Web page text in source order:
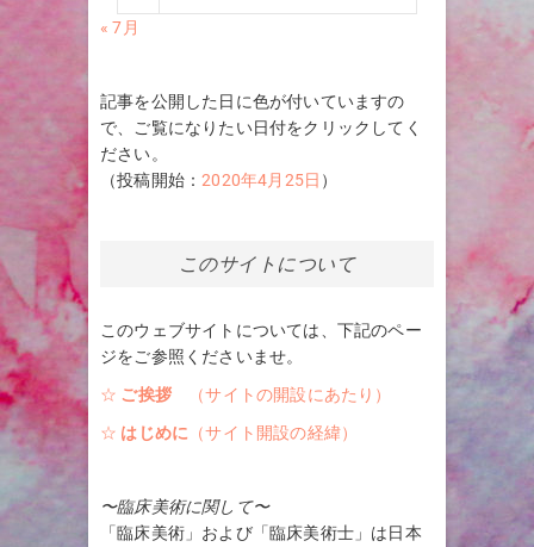
« 7月
記事を公開した日に色が付いていますの
で、ご覧になりたい日付をクリックしてく
ださい。
（投稿開始：2020年4月25日 ）
このサイトについて
このウェブサイトについては、下記のペー
ジをご参照くださいませ。
☆ ご挨拶
（サイトの開設にあたり）
☆ はじめに （サイト開設の経緯）
〜臨床美術に関して〜
「臨床美術」および「臨床美術士」は日本